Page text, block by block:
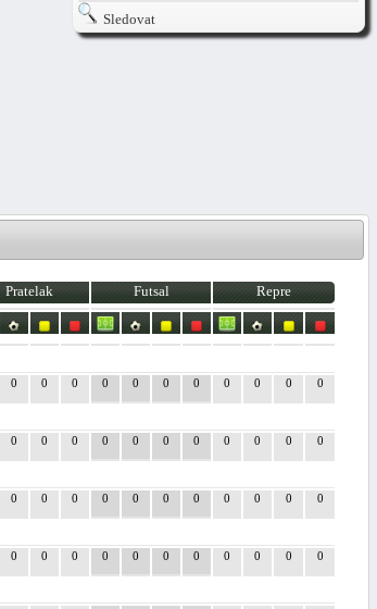
Sledovat
Pratelak Futsal Repre
0 0 0 0 0 0 0 0 0 0 0
0 0 0 0 0 0 0 0 0 0 0
0 0 0 0 0 0 0 0 0 0 0
0 0 0 0 0 0 0 0 0 0 0